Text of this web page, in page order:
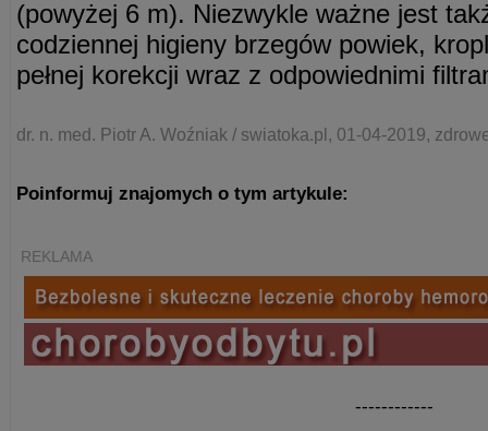
(powyżej 6 m). Niezwykle ważne jest
codziennej higieny brzegów powiek,
pełnej korekcji wraz z odpowiednimi
dr. n. med. Piotr A. Woźniak / swiatoka.pl, 01-04-2019,
Poinformuj znajomych o tym artykule:
REKLAMA
------------